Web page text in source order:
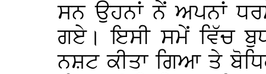
ਸਨ ਉਹਨਾਂ ਨੇਂ ਅਪਨਾਂ
ਗਏ। ਇਸੀ ਸਮੇਂ ਵਿੱਚ
ਨਸ਼ਟ ਕੀਤਾ ਗਿਆ ਤੇ